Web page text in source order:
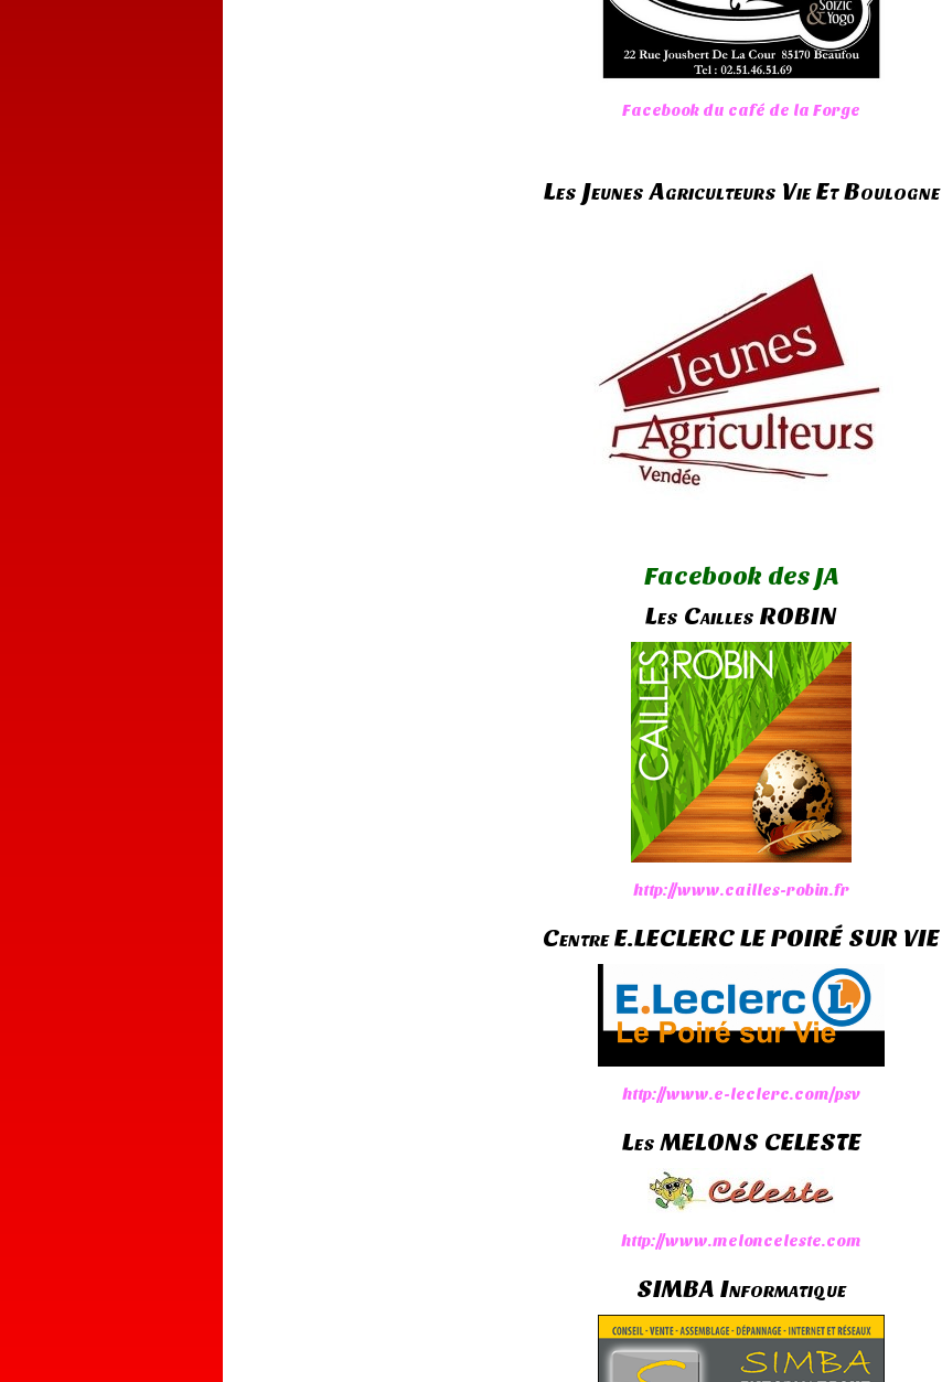
Facebook du café de la Forge
Les Jeunes Agriculteurs Vie Et Boulogne
Facebook des JA
Les Cailles ROBIN
http://www.cailles-robin.fr
Centre E.lECLERC LE POIRÉ SUR VIE
http://www.e-leclerc.com/psv
Les MELONS CELESTE
http://www.melonceleste.com
SIMBA Informatique